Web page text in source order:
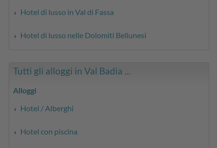
Hotel di lusso in Val di Fassa
Hotel di lusso nelle Dolomiti Bellunesi
Tutti gli alloggi in Val Badia ...
Alloggi
Hotel / Alberghi
Hotel con piscina